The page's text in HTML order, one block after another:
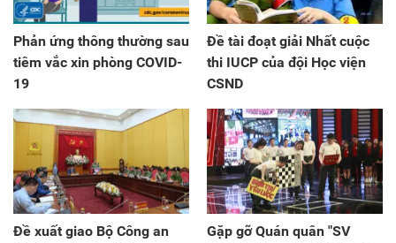
Phản ứng thông thường sau
tiêm vắc xin phòng COVID-
19
Đề tài đoạt giải Nhất cuộc
thi IUCP của đội Học viện
CSND
Đề xuất giao Bộ Công an
Gặp gỡ Quán quân "SV